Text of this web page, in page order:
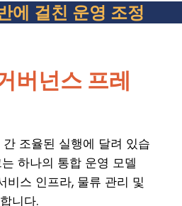
에 걸친 운영 조정
버넌스 프레
조율된 실행에 달려 있습
하나의 통합 운영 모델
비스 인프라, 물류 관리 및
니다.